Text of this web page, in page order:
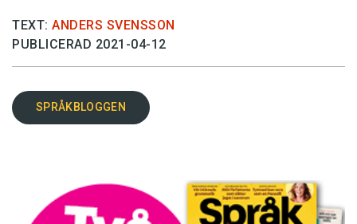
TEXT: ANDERS SVENSSON
PUBLICERAD 2021-04-12
SPRÅKBLOGGEN